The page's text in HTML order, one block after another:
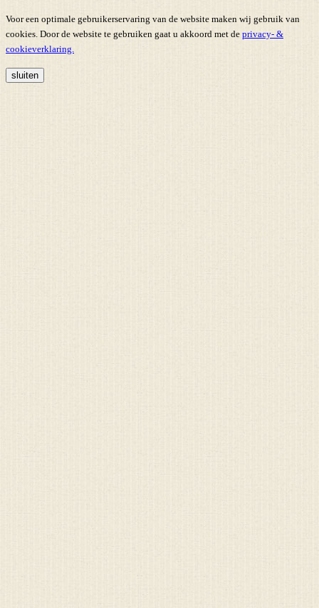
Voor een optimale gebruikerservaring van de website maken wij gebruik van
cookies. Door de website te gebruiken gaat u akkoord met de privacy- &
cookieverklaring.
sluiten